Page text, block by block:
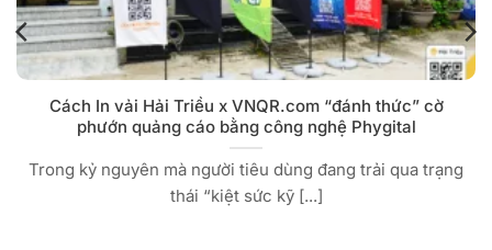
Cách In vải Hải Triều x VNQR.com “đánh thức” cờ
phướn quảng cáo bằng công nghệ Phygital
Trong kỷ nguyên mà người tiêu dùng đang trải qua trạng
thái “kiệt sức kỹ [...]